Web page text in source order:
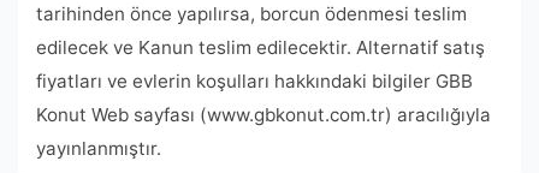
tarihinden önce yapılırsa, borcun ödenmesi teslim
edilecek ve Kanun teslim edilecektir. Alternatif satış
fiyatları ve evlerin koşulları hakkındaki bilgiler GBB
Konut Web sayfası (www.gbkonut.com.tr) aracılığıyla
yayınlanmıştır.